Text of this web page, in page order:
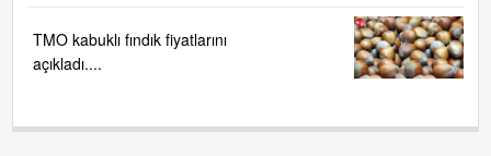
TMO kabuklı fındık fiyatlarını
açıkladı....